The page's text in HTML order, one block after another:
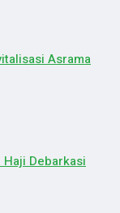
Asrama
Debarkasi